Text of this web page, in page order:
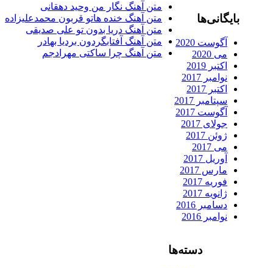
متن آهنگ نگار من وحید دهقانی
متن آهنگ خنده هاتو قربون محمدعلیزاده
متن آهنگ دریا بدون تو علی صدیقی
متن آهنگ آفتابگردون بردیا بهادر
متن آهنگ چرا ساکتی مهرادجم
بایگانی‌ها
آگوست 2020
می 2020
اکتبر 2019
نوامبر 2017
اکتبر 2017
سپتامبر 2017
آگوست 2017
جولای 2017
ژوئن 2017
می 2017
آوریل 2017
مارس 2017
فوریه 2017
ژانویه 2017
دسامبر 2016
نوامبر 2016
دسته‌ها